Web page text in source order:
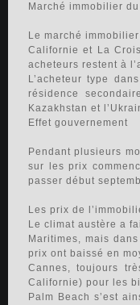
Marché immobilier
Le marché
Californie et La
acheteurs restent à
L’acheteur type
résidence
Kazakhstan et
Effet gouvernement
Pendant plusieurs
sur les prix
passer début
Les prix de
Le climat austère a
Maritimes, mais
prix ont baissé en
Cannes, toujours
Californie) pour les
Palm Beach s’est